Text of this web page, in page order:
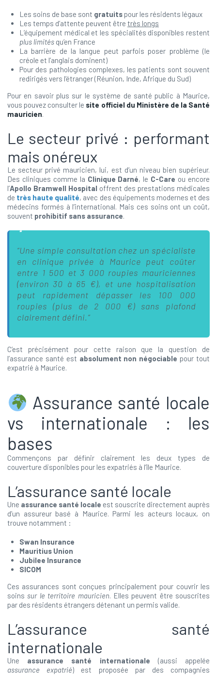
Les soins de base sont gratuits pour les résidents légaux
Les temps d’attente peuvent être très longs
L’équipement médical et les spécialités disponibles restent
plus limités qu’en France
La barrière de la langue peut parfois poser problème (le
créole et l’anglais dominent)
Pour des pathologies complexes, les patients sont souvent
redirigés vers l’étranger (Réunion, Inde, Afrique du Sud)
Pour en savoir plus sur le système de santé public à Maurice,
vous pouvez consulter le site officiel du Ministère de la Santé
mauricien.
Le secteur privé : performant
mais onéreux
Le secteur privé mauricien, lui, est d’un niveau bien supérieur.
Des cliniques comme la Clinique Darné, le C-Care ou encore
l’Apollo Bramwell Hospital offrent des prestations médicales
de très haute qualité, avec des équipements modernes et des
médecins formés à l’international. Mais ces soins ont un coût,
souvent prohibitif sans assurance.
“Une simple consultation chez un spécialiste
en clinique privée à Maurice peut coûter
entre 1 500 et 3 000 roupies mauriciennes
(environ 30 à 65 €), et une hospitalisation
peut rapidement dépasser les 100 000
roupies (plus de 2 000 €) sans plafond
clairement défini.”
C’est précisément pour cette raison que la question de
l’assurance santé est absolument non négociable pour tout
expatrié à Maurice.
Assurance santé locale
vs internationale : les
bases
Commençons par définir clairement les deux types de
couverture disponibles pour les expatriés à l’île Maurice.
L’assurance santé locale
Une assurance santé locale est souscrite directement auprès
d’un assureur basé à Maurice. Parmi les acteurs locaux, on
trouve notamment :
Swan Insurance
Mauritius Union
Jubilee Insurance
SICOM
Ces assurances sont conçues principalement pour couvrir les
soinssur le territoire mauricien. Elles peuvent être souscrites
par des résidents étrangers détenant un permis valide.
L’assurance santé
internationale
Une assurance santé internationale (aussi appelée
assurance expatrié) est proposée par des compagnies